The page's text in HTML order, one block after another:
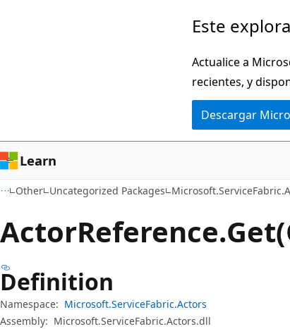
página
Este
Actualice a
recientes, y
Descargar
Learn
Other Uncategorized Packages
ActorReference.
Definition
Namespace: Microsoft.ServiceFabric.Actors
Assembly: Microsoft.ServiceFabric.Actors.dll